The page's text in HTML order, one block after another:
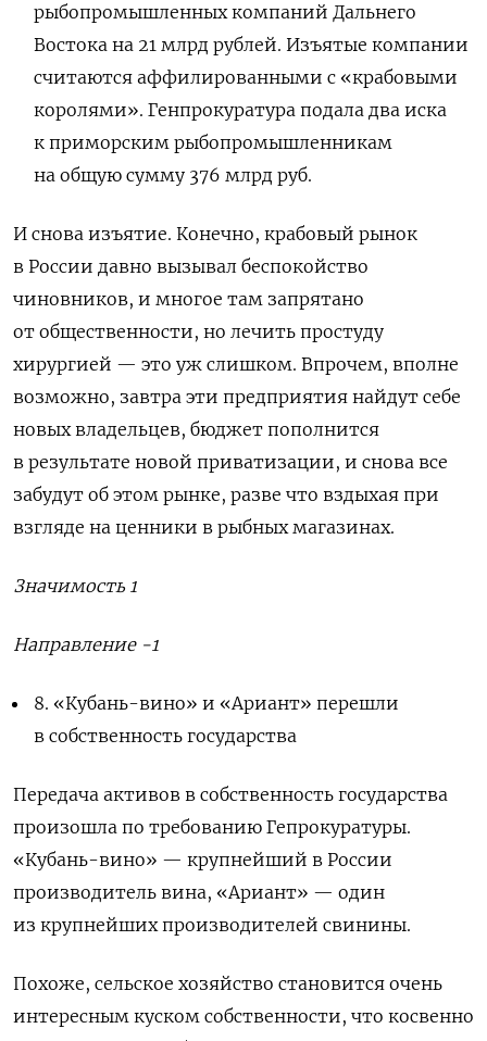
рыбопромышленных компаний Дальнего
Востока на 21 млрд рублей.Изъятые компании
считаются аффилированными с «крабовыми
королями». Генпрокуратура подала два иска
к приморским рыбопромышленникам
на общую сумму 376 млрд руб.
И снова изъятие. Конечно, крабовый рынок
в России давно вызывал беспокойство
чиновников, и многое там запрятано
от общественности, но лечить простуду
хирургией — это уж слишком. Впрочем, вполне
возможно, завтра эти предприятия найдут себе
новых владельцев, бюджет пополнится
в результате новой приватизации, и снова все
забудут об этом рынке, разве что вздыхая при
взгляде на ценники в рыбных магазинах.
Значимость 1
Направление -1
8. «Кубань-вино» и «Ариант» перешли
в собственность государства
Передача активов в собственность государства
произошла по требованию Гепрокуратуры.
«Кубань-вино» — крупнейший в России
производитель вина, «Ариант» — один
из крупнейших производителей свинины.
Похоже, сельское хозяйство становится очень
интересным куском собственности, что косвенно